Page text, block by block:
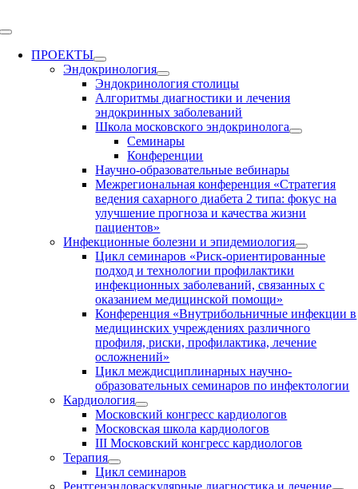
to
Toggle
NavigationПРОЕКТЫ
Эндокринология
Эндокринология столицы
Алгоритмы диагностики и лечения
эндокринных заболеваний
Школа московского эндокринолога
Семинары
Конференции
Научно-образовательные вебинары
Межрегиональная конференция «Стратегия
ведения сахарного диабета 2 типа: фокус на
улучшение прогноза и качества жизни
пациентов»
Инфекционные болезни и эпидемиология
Цикл семинаров «Риск-ориентированные
подход и технологии профилактики
инфекционных заболеваний, связанных с
оказанием медицинской помощи»
Конференция «Внутрибольничные инфекции в
медицинских учреждениях различного
профиля, риски, профилактика, лечение
осложнений»
Цикл междисциплинарных научно-
образовательных семинаров по инфектологии
Кардиология
Московский конгресс кардиологов
Московская школа кардиологов
III Московский конгресс кардиологов
Терапия
Цикл семинаров
Рентгенэндоваскулярные диагностика и лечение